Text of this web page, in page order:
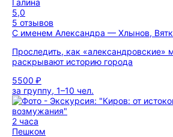
Галина
5,0
5 отзывов
С именем Александра — Хлынов,
Проследить, как «александровские»
раскрывают историю города
5500 ₽
за группу, 1–10 чел.
2 часа
Пешком